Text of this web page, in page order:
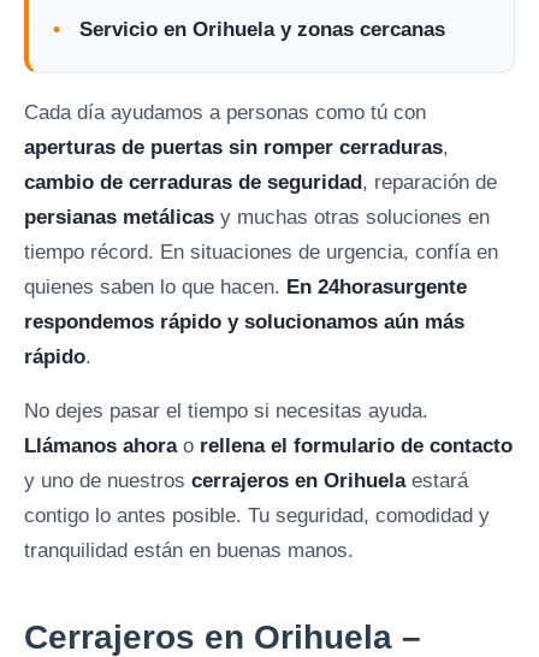
Servicio en Orihuela y zonas cercanas
Cada día ayudamos a personas como tú con
aperturas de puertas sin romper cerraduras,
cambio de cerraduras de seguridad, reparación de
persianas metálicas y muchas otras soluciones en
tiempo récord. En situaciones de urgencia, confía en
quienes saben lo que hacen. En 24horasurgente
respondemos rápido y solucionamos aún más
rápido.
No dejes pasar el tiempo si necesitas ayuda.
Llámanos ahorao rellena el formulario de contacto
y uno de nuestros cerrajeros en Orihuelaestará
contigo lo antes posible. Tu seguridad, comodidad y
tranquilidad están en buenas manos.
Cerrajeros en Orihuela –